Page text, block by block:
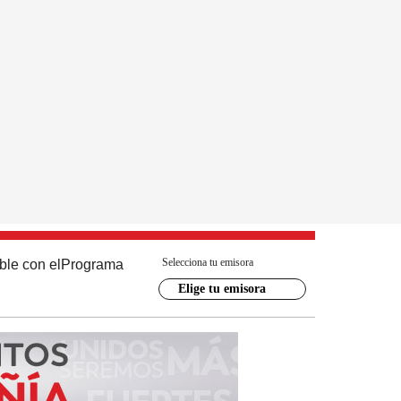
con el Programa Selecciona tu emisora
Elige tu emisora